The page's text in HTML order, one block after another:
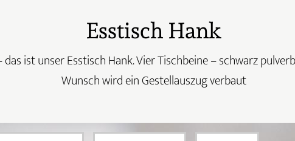
Esstisch Hank
ist unser Esstisch Hank. Vier Tischbeine – schwarz
Wunsch wird ein Gestellauszug verbaut